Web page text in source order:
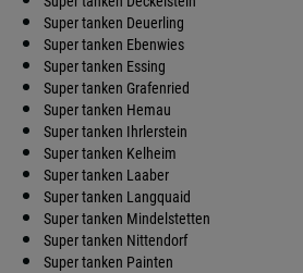
Super tanken Deuerling
Super tanken Ebenwies
Super tanken Essing
Super tanken Grafenried
Super tanken Hemau
Super tanken Ihrlerstein
Super tanken Kelheim
Super tanken Laaber
Super tanken Langquaid
Super tanken Mindelstetten
Super tanken Nittendorf
Super tanken Painten